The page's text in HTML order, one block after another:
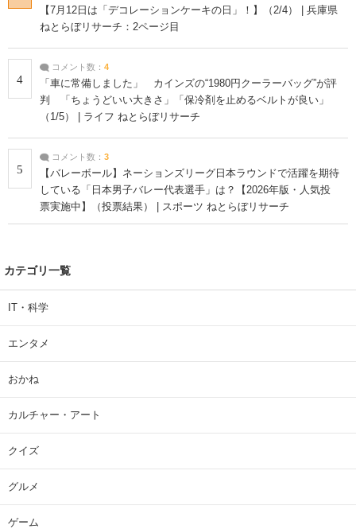
【7月12日は「デコレーションケーキの日」！】（2/4） | 兵庫県
ねとらぼリサーチ：2ページ目
4
コメント数： 4
「車に常備しました」 カインズの“1980円クーラーバッグ”が評
判 「ちょうどいい大きさ」「保冷剤を止めるベルトが良い」
（1/5） | ライフ ねとらぼリサーチ
5
コメント数： 3
【バレーボール】ネーションズリーグ日本ラウンドで活躍を期待
している「日本男子バレー代表選手」は？【2026年版・人気投
票実施中】（投票結果） | スポーツ ねとらぼリサーチ
カテゴリ一覧
IT・科学
エンタメ
おかね
カルチャー・アート
クイズ
グルメ
ゲーム